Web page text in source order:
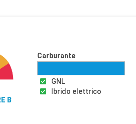
dal centro della città, il porto di
ai visitatori di immergersi
marittima unica di Cartagena.
B
Carburante
GNL
Ibrido elettrico